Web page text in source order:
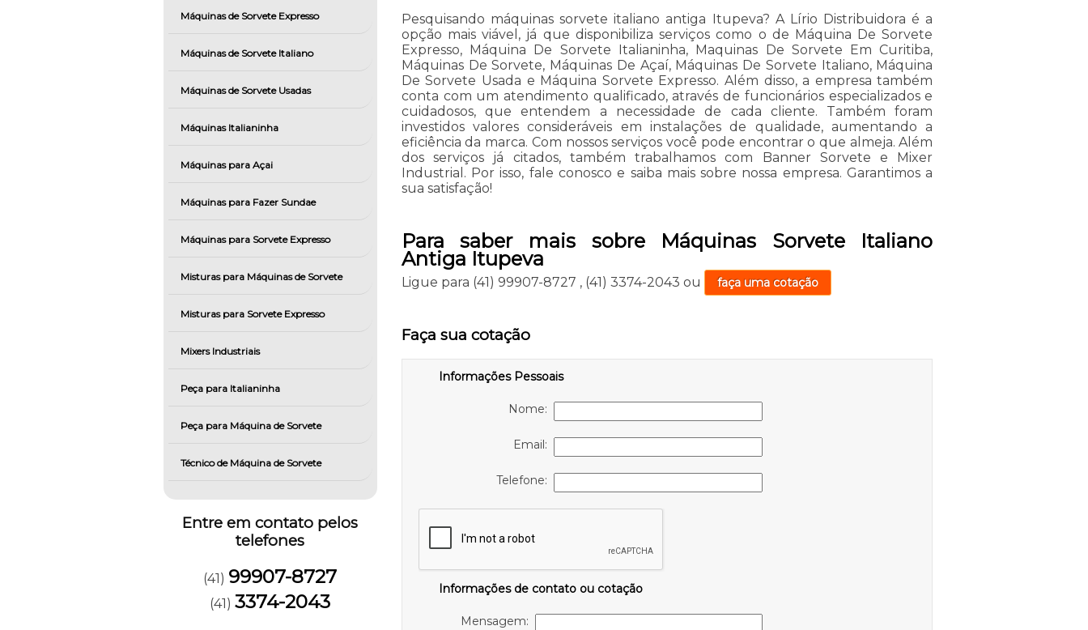
Máquinas de Sorvete Expresso
Máquinas de Sorvete Italiano
Máquinas de Sorvete Usadas
Máquinas Italianinha
Máquinas para Açai
Máquinas para Fazer Sundae
Máquinas para Sorvete Expresso
Misturas para Máquinas de Sorvete
Misturas para Sorvete Expresso
Mixers Industriais
Peça para Italianinha
Peça para Máquina de Sorvete
Técnico de Máquina de Sorvete
Entre em contato pelos
telefones
(41) 99907-8727
(41)3374-2043
Pesquisando máquinas sorvete italiano antiga Itupeva? A Lírio Distribuidora é a
opção mais viável, já que disponibiliza serviços como o de Máquina De Sorvete
Expresso, Máquina De Sorvete Italianinha, Maquinas De Sorvete Em Curitiba,
Máquinas De Sorvete, Máquinas De Açaí, Máquinas De Sorvete Italiano, Máquina
De Sorvete Usada e Máquina Sorvete Expresso. Além disso, a empresa também
conta com um atendimento qualificado, através de funcionários especializados e
cuidadosos, que entendem a necessidade de cada cliente. Também foram
investidos valores consideráveis em instalações de qualidade, aumentando a
eficiência da marca. Com nossos serviços você pode encontrar o que almeja. Além
dos serviços já citados, também trabalhamos com Banner Sorvete e Mixer
Industrial. Por isso, fale conosco e saiba mais sobre nossa empresa. Garantimos a
sua satisfação!
Para saber mais sobre Máquinas Sorvete Italiano
Antiga Itupeva
Ligue para (41) 99907-8727 , (41) 3374-2043 ou faça uma cotação
Faça sua cotação
Informações Pessoais
Nome:
Email:
Telefone:
Informações de contato ou cotação
Mensagem: